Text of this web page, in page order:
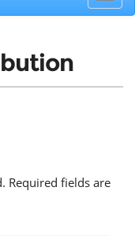
Required fields are